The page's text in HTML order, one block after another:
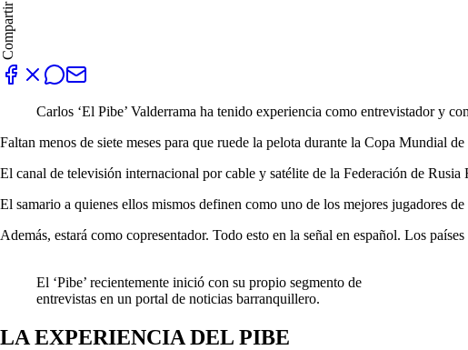
Compartir
Carlos ‘El Pibe’ Valderrama ha tenido experiencia como entrevistador y
Faltan menos de siete meses para que ruede la pelota durante la Copa Mundial
El canal de televisión internacional por cable y satélite de la Federación de
El samario a quienes ellos mismos definen como uno de los mejores jugadores
Además, estará como copresentador. Todo esto en la señal en español. Los
El ‘Pibe’ recientemente inició con su propio segmento de
entrevistas en un portal de noticias barranquillero.
LA EXPERIENCIA DEL PIBE